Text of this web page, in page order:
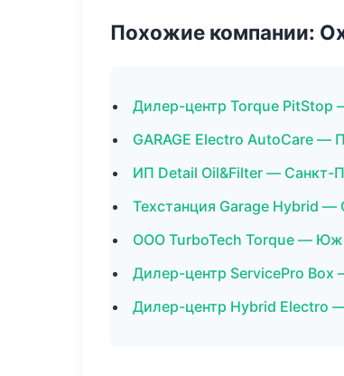
Похожие компании:
Дилер-центр Torque PitStop
GARAGE Electro AutoCare —
ИП Detail Oil&Filter — Санкт-
Техстанция Garage Hybrid —
ООО TurboTech Torque —
Дилер-центр ServicePro
Дилер-центр Hybrid Electro